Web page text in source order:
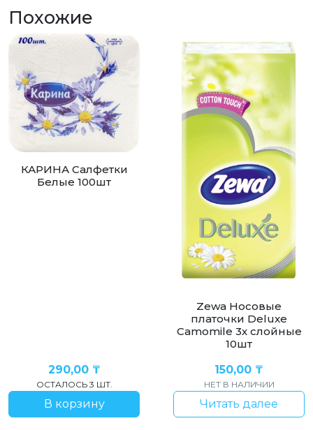
Похожие
КАРИНА Салфетки
Белые 100шт
290,00 ₸
ОСТАЛОСЬ 3 ШТ.
В корзину
Zewa Носовые
платочки Deluxe
Camomile 3х слойные
10шт
150,00 ₸
НЕТ В НАЛИЧИИ
Читать далее